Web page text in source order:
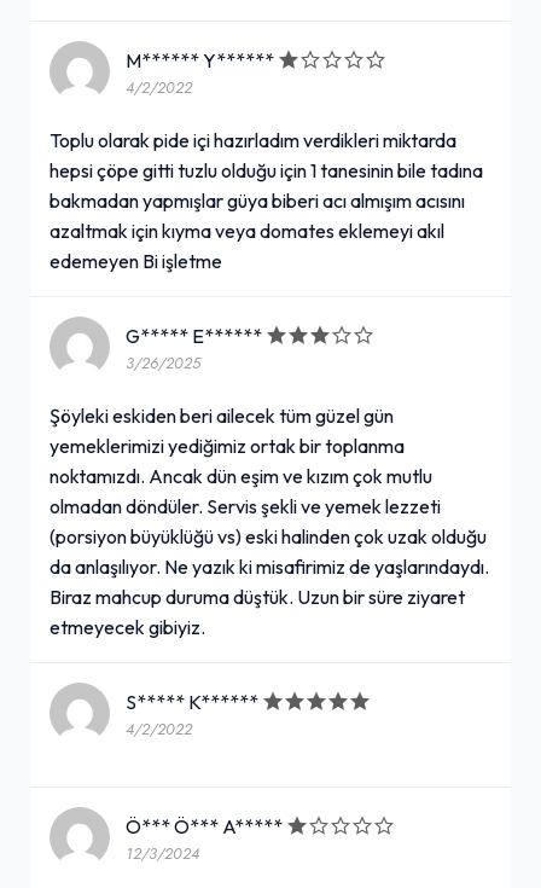
M****** Y******
4/2/2022
Toplu olarak pide içi hazırladım verdikleri miktarda
hepsi çöpe gitti tuzlu olduğu için 1 tanesinin bile tadına
bakmadan yapmışlar güya biberi acı almışım acısını
azaltmak için kıyma veya domates eklemeyi akıl
edemeyen Bi işletme
G***** E******
3/26/2025
Şöyleki eskiden beri ailecek tüm güzel gün
yemeklerimizi yediğimiz ortak bir toplanma
noktamızdı. Ancak dün eşim ve kızım çok mutlu
olmadan döndüler. Servis şekli ve yemek lezzeti
(porsiyon büyüklüğü vs) eski halinden çok uzak olduğu
da anlaşılıyor. Ne yazık ki misafirimiz de yaşlarındaydı.
Biraz mahcup duruma düştük. Uzun bir süre ziyaret
etmeyecek gibiyiz.
S***** K******
4/2/2022
Ö*** Ö*** A*****
12/3/2024